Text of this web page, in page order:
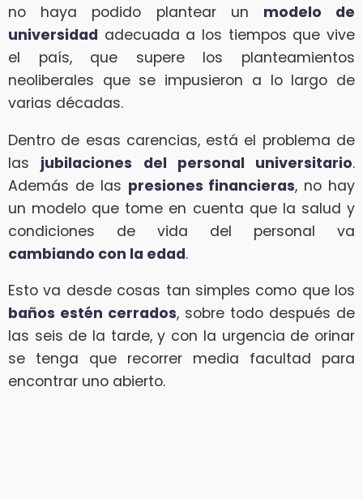
no haya podido plantear un modelo de
universidad adecuada a los tiempos que vive
el país, que supere los planteamientos
neoliberales que se impusieron a lo largo de
varias décadas.
Dentro de esas carencias, está el problema de
las jubilaciones del personal universitario.
Además de las presiones financieras, no hay
un modelo que tome en cuenta que la salud y
condiciones de vida del personal va
cambiando con la edad.
Esto va desde cosas tan simples como que los
baños estén cerrados, sobre todo después de
las seis de la tarde, y con la urgencia de orinar
se tenga que recorrer media facultad para
encontrar uno abierto.